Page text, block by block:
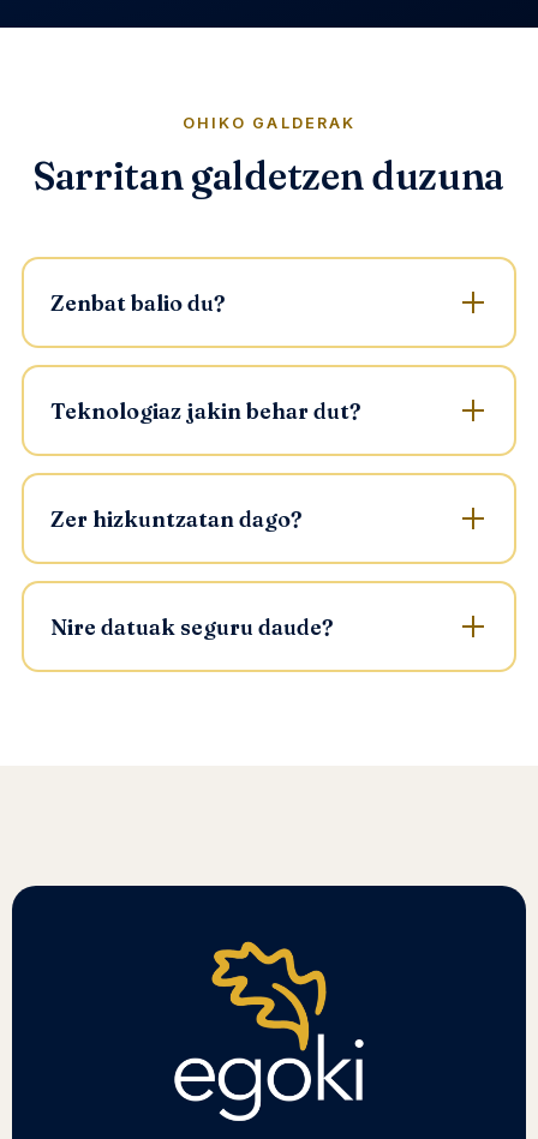
OHIKO GALDERAK
Sarritan galdetzen duzuna
Zenbat balio du?
Teknologiaz jakin behar dut?
Zer hizkuntzatan dago?
Nire datuak seguru daude?